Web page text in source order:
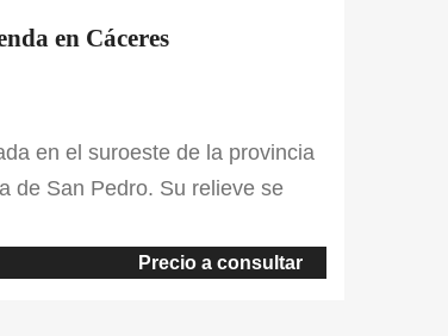
en Cáceres
en el suroeste de la provincia
de San Pedro. Su relieve se
ha. ofrece abundantes pastos
Precio a consultar